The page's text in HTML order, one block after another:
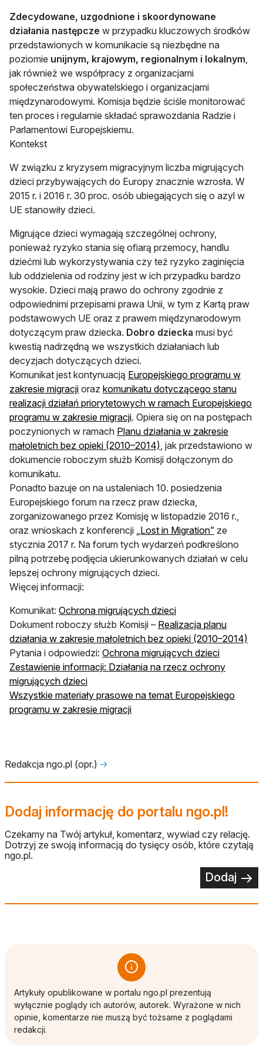
Zdecydowane, uzgodnione i skoordynowane
działania następcze w przypadku kluczowych środków
przedstawionych w komunikacie są niezbędne na
poziomie unijnym, krajowym, regionalnym i lokalnym,
jak również we współpracy z organizacjami
społeczeństwa obywatelskiego i organizacjami
międzynarodowymi. Komisja będzie ściśle monitorować
ten proces i regularnie składać sprawozdania Radzie i
Parlamentowi Europejskiemu.
Kontekst
W związku z kryzysem migracyjnym liczba migrujących
dzieci przybywających do Europy znacznie wzrosła. W
2015 r. i 2016 r. 30 proc. osób ubiegających się o azyl w
UE stanowiły dzieci.
Migrujące dzieci wymagają szczególnej ochrony,
ponieważ ryzyko stania się ofiarą przemocy, handlu
dziećmi lub wykorzystywania czy też ryzyko zaginięcia
lub oddzielenia od rodziny jest w ich przypadku bardzo
wysokie. Dzieci mają prawo do ochrony zgodnie z
odpowiednimi przepisami prawa Unii, w tym z Kartą praw
podstawowych UE oraz z prawem międzynarodowym
dotyczącym praw dziecka. Dobro dziecka musi być
kwestią nadrzędną we wszystkich działaniach lub
decyzjach dotyczących dzieci.
Komunikat jest kontynuacją Europejskiego programu w
zakresie migracji oraz komunikatu dotyczącego stanu
realizacji działań priorytetowych w ramach Europejskiego
programu w zakresie migracji. Opiera się on na postępach
poczynionych w ramach Planu działania w zakresie
małoletnich bez opieki (2010–2014), jak przedstawiono w
dokumencie roboczym służb Komisji dołączonym do
komunikatu.
Ponadto bazuje on na ustaleniach 10. posiedzenia
Europejskiego forum na rzecz praw dziecka,
zorganizowanego przez Komisję w listopadzie 2016 r.,
oraz wnioskach z konferencji „Lost in Migration” ze
stycznia 2017 r. Na forum tych wydarzeń podkreślono
pilną potrzebę podjęcia ukierunkowanych działań w celu
lepszej ochrony migrujących dzieci.
Więcej informacji:
Komunikat: Ochrona migrujących dzieci
Dokument roboczy służb Komisji – Realizacja planu
działania w zakresie małoletnich bez opieki (2010–2014)
Pytania i odpowiedzi: Ochrona migrujących dzieci
Zestawienie informacji: Działania na rzecz ochrony
migrujących dzieci
Wszystkie materiały prasowe na temat Europejskiego
programu w zakresie migracji
Redakcja ngo.pl (opr.) 🡢
Dodaj informację do portalu ngo.pl!
Czekamy na Twój artykuł, komentarz, wywiad czy relację.
Dotrzyj ze swoją informacją do tysięcy osób, które czytają
ngo.pl.
Dodaj
Artykuły opublikowane w portalu ngo.pl prezentują
wyłącznie poglądy ich autorów, autorek. Wyrażone w nich
opinie, komentarze nie muszą być tożsame z poglądami
redakcji.